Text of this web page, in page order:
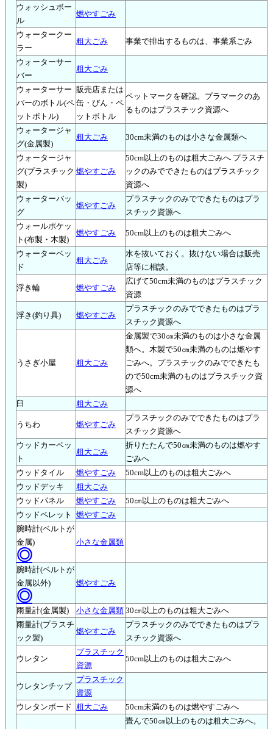
ウォッシュボー
ル
燃やすごみ
ウォータークー
ラー
粗大ごみ 事業で排出するものは、事業系ごみ
ウォーターサー
バー
粗大ごみ
ウォーターサー
バーのボトル(ペ
ットボトル)
販売店または
缶・びん・ペ
ットボトル
ペットマークを確認。プラマークのあ
るものはプラスチック資源へ
ウォータージャ
グ(金属製)
粗大ごみ 30cm未満のものは小さな金属類へ
ウォータージャ
グ(プラスチック
製)
燃やすごみ
50cm以上のものは粗大ごみへ プラスチ
ックのみでできたものはプラスチック
資源へ
ウォーターバッ
グ
燃やすごみ
プラスチックのみでできたものはプラ
スチック資源へ
ウォールポケッ
ト(布製・木製)
燃やすごみ 50cm以上のものは粗大ごみへ
ウォーターベッ
ド
粗大ごみ
水を抜いておく。抜けない場合は販売
店等に相談。
浮き輪 燃やすごみ
広げて50cm未満のものはプラスチック
資源
浮き(釣り具) 燃やすごみ
プラスチックのみでできたものはプラ
スチック資源へ
うさぎ小屋 粗大ごみ
金属製で30㎝未満のものは小さな金属
類へ。木製で50㎝未満のものは燃やす
ごみへ。プラスチックのみでできたも
ので50cm未満のものはプラスチック資
源へ
臼
粗大ごみ
うちわ 燃やすごみ
プラスチックのみでできたものはプラ
スチック資源へ
ウッドカーペッ
ト
粗大ごみ
折りたたんで50㎝未満のものは燃やす
ごみへ
ウッドタイル
燃やすごみ
50cm以上のものは粗大ごみへ
ウッドデッキ
粗大ごみ
ウッドパネル
燃やすごみ
50㎝以上のものは粗大ごみへ
ウッドペレット
燃やすごみ
腕時計(ベルトが
金属)
◎
小さな金属類
腕時計(ベルトが
金属以外)
◎
燃やすごみ
雨量計(金属製) 小さな金属類 30㎝以上のものは粗大ごみへ
雨量計(プラスチ
ック製)
燃やすごみ
プラスチックのみでできたものはプラ
スチック資源へ
ウレタン
プラスチック
資源
50cm以上のものは粗大ごみへ
ウレタンチップ
プラスチック
資源
ウレタンボード 粗大ごみ 50cm未満のものは燃やすごみへ
畳んで50㎝以上のものは粗大ごみへ。